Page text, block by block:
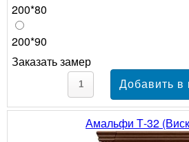
200*80
200*90
Заказать замер
Амальфи Т-32